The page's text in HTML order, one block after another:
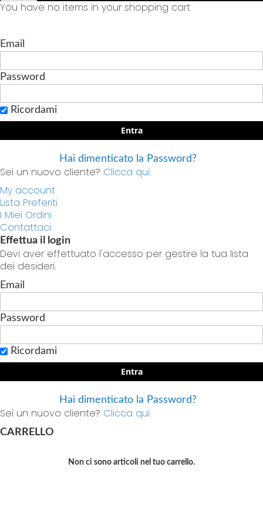
You have no items in your shopping cart
Email
Password
Ricordami
Entra
Hai dimenticato la Password?
Sei un nuovo cliente? Clicca qui.
My account
Lista Preferiti
I Miei Ordini
Contattaci
Effettua il login
Devi aver effettuato l'accesso per gestire la tua lista
dei desideri.
Email
Password
Ricordami
Entra
Hai dimenticato la Password?
Sei un nuovo cliente? Clicca qui.
CARRELLO
Non ci sono articoli nel tuo carrello.